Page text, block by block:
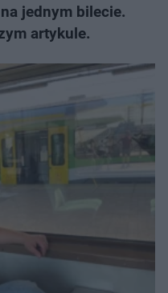
jednym bilecie.
artykule.